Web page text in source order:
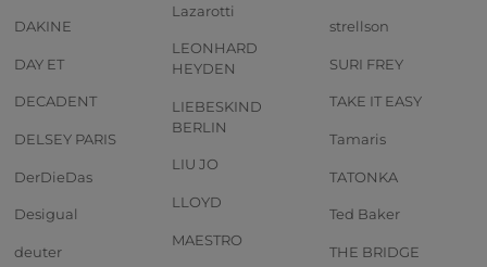
DAKINE
DAY ET
DECADENT
DELSEY PARIS
DerDieDas
Desigual
deuter
Lazarotti
LEONHARD
HEYDEN
LIEBESKIND
BERLIN
LIU JO
LLOYD
MAESTRO
strellson
SURI FREY
TAKE IT EASY
Tamaris
TATONKA
Ted Baker
THE BRIDGE